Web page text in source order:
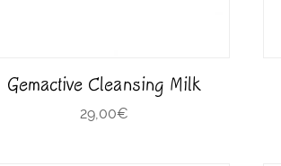
Gemactive Cleansing Milk
29,00€